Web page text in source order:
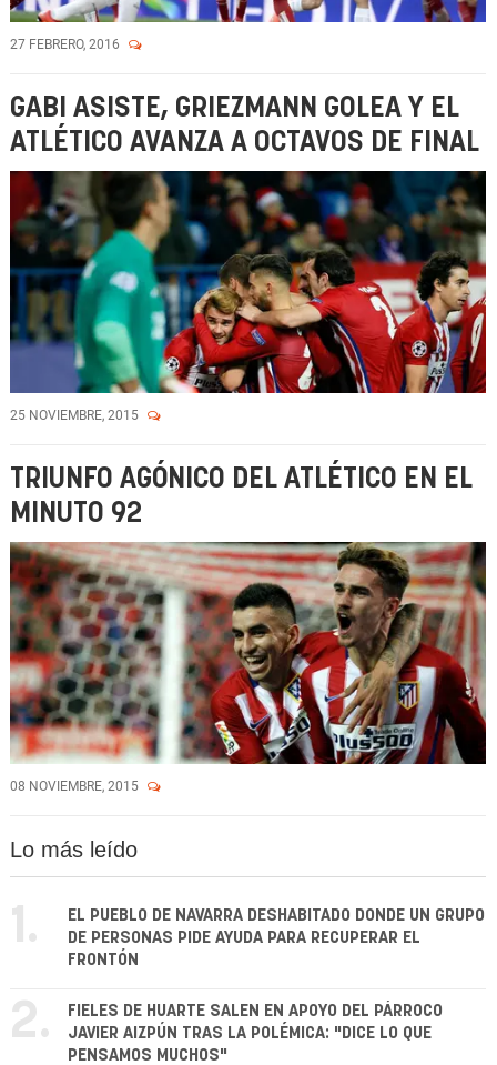
27 FEBRERO, 2016
GABI ASISTE, GRIEZMANN GOLEA Y EL
ATLÉTICO AVANZA A OCTAVOS DE FINAL
25 NOVIEMBRE, 2015
TRIUNFO AGÓNICO DEL ATLÉTICO EN EL
MINUTO 92
08 NOVIEMBRE, 2015
Lo más leído
1.
EL PUEBLO DE NAVARRA DESHABITADO DONDE UN GRUPO
DE PERSONAS PIDE AYUDA PARA RECUPERAR EL
FRONTÓN
2.
FIELES DE HUARTE SALEN EN APOYO DEL PÁRROCO
JAVIER AIZPÚN TRAS LA POLÉMICA: "DICE LO QUE
PENSAMOS MUCHOS"